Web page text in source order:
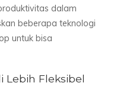
dalam
beberapa teknologi
untuk bisa
Lebih Fleksibel